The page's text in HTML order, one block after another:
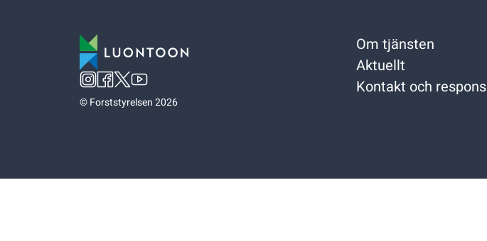
©Forststyrelsen 2026
Om tjänsten
Aktuellt
Kontakt och respons